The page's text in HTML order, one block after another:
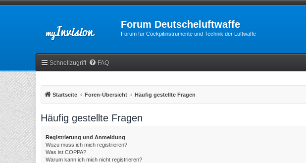
Forum Deutscheluftwaffe
Forum für Cockpitinstrumente und Technik der Luftwaffe
Schnellzugriff FAQ
Startseite Foren-Übersicht Häufig gestellte Fragen
Häufig gestellte Fragen
Registrierung und Anmeldung
Wozu muss ich mich registrieren?
Was ist COPPA?
Warum kann ich mich nicht registrieren?